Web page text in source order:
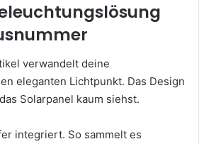
verwandelt deine
eleganten Lichtpunkt. Das Design
Solarpanel kaum siehst.
integriert. So sammelt es